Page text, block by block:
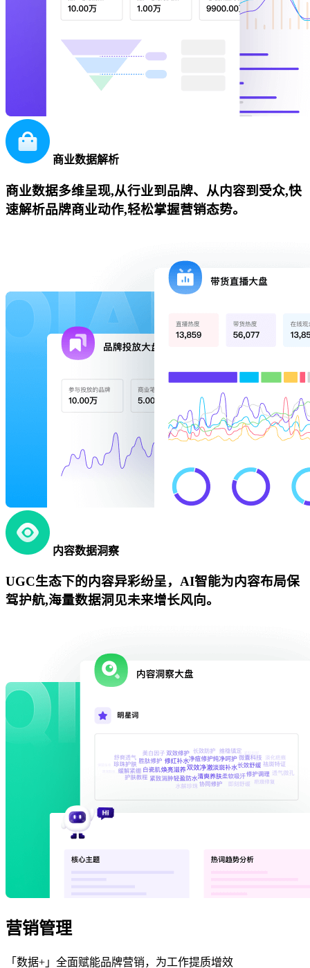
商业数据解析
商业数据多维呈现,从行业到品牌、从内容到受众,快
速解析品牌商业动作,轻松掌握营销态势。
内容数据洞察
UGC生态下的内容异彩纷呈，AI智能为内容布局保
驾护航,海量数据洞见未来增长风向。
营销管理
「数据+」全面赋能品牌营销，为工作提质增效